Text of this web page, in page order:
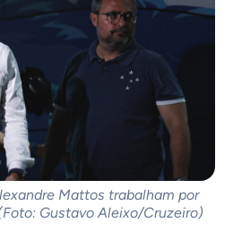
Mattos trabalham por
Gustavo Aleixo/Cruzeiro)